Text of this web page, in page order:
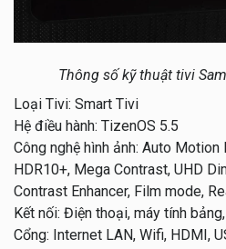
Thông số kỹ thuật tivi
Loại Tivi: Smart Tivi
Hệ điều hành: TizenOS 5.5
Công nghệ hình ảnh: Auto
HDR10+, Mega Contrast, UHD
Contrast Enhancer, Film mode,
Kết nối: Điện thoại, máy tính
Cổng: Internet LAN, Wifi, HDMI,